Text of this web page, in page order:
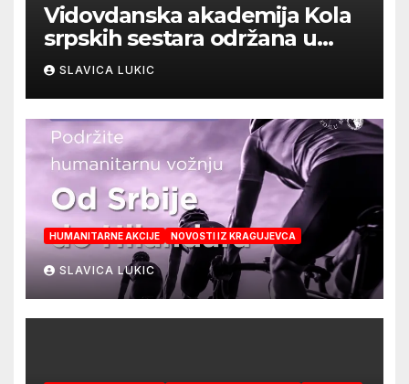
Vidovdanska akademija Kola
srpskih sestara održana u
Kragujevcu
SLAVICA LUKIC
HUMANITARNE AKCIJE NOVOSTI IZ KRAGUJEVCA
SLAVICA LUKIC